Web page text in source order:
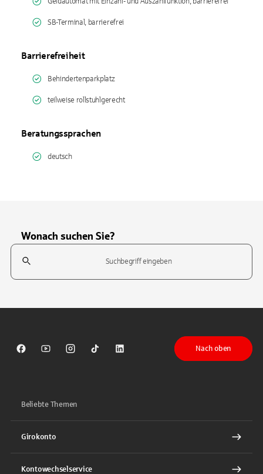
SB-Terminal, barrierefrei
Barrierefreiheit
Behindertenparkplatz
teilweise rollstuhlgerecht
Beratungssprachen
deutsch
Wonach suchen Sie?
Suchfeld
Sparkasse auf Facebook
Sparkasse auf Youtube
Sparkasse auf Instagram
Sparkasse auf TikTok
Sparkasse auf LinkedIn
Nach oben
Beliebte Themen
Girokonto
Kontowechselservice